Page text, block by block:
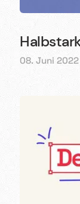
08. Juni 2022